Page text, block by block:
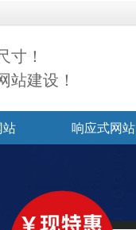
寸！
站建设！
站 响应式网站